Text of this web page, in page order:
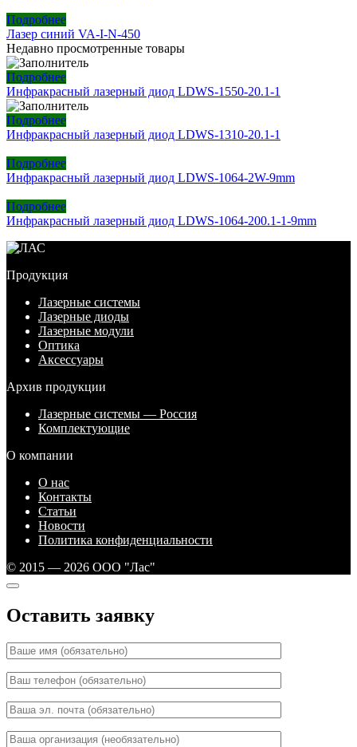
Подробнее
Лазер синий VA-I-N-450
Недавно просмотренные товары
Подробнее
Инфракрасный лазерный диод LDWS-1550-20.1-1
Подробнее
Инфракрасный лазерный диод LDWS-1310-20.1-1
Подробнее
Инфракрасный лазерный диод LDWS-1064-2W-9mm
Подробнее
Инфракрасный лазерный диод LDWS-1064-200.1-1-9mm
Продукция
Лазерные системы
Лазерные диоды
Лазерные модули
Оптика
Аксессуары
Архив продукции
Лазерные системы — Россия
Комплектующие
О компании
О нас
Контакты
Статьи
Новости
Политика конфиденциальности
© 2015 — 2026 ООО "Лас"
Оставить заявку